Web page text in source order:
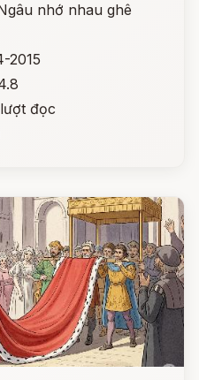
nhớ nhau ghê
2015
đọc